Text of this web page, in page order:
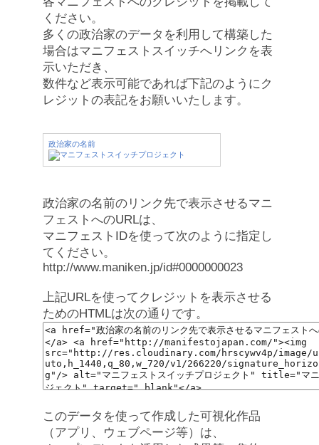
ください。
多くの政治家のデータを利用して構築した
場合はマニフェストスイッチへリンクを表
示いただき、
数件など表示可能であれば下記のようにク
レジットの表記をお願いいたします。
政治家の名前
政治家の名前のリンク先で表示させるマニ
フェストへのURLは、
マニフェストIDを使って次のように指定し
てください。
http://www.maniken.jp/id#0000000023
上記URLを使ってクレジットを表示させる
ためのHTMLは次の通りです。
このデータを使って作成した可視化作品
（アプリ、ウェブページ等）は、